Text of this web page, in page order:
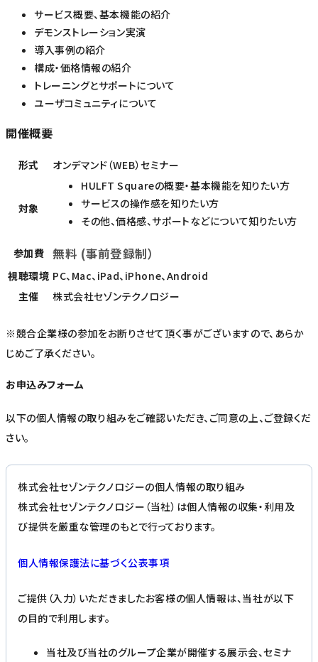
サービス概要、基本機能の紹介
デモンストレーション実演
導入事例の紹介
構成・価格情報の紹介
トレーニングとサポートについて
ユーザコミュニティについて
開催概要
形式 オンデマンド（WEB）セミナー
対象
HULFT Squareの概要・基本機能を知りたい方
サービスの操作感を知りたい方
その他、価格感、サポートなどについて知りたい方
参加費 無料 (事前登録制）
視聴環境 PC、Mac、iPad、iPhone、Android
主催
株式会社セゾンテクノロジー
※競合企業様の参加をお断りさせて頂く事がございますので、あらか
じめご了承ください。
お申込みフォーム
以下の個人情報の取り組みをご確認いただき、ご同意の上、ご登録くだ
さい。
株式会社セゾンテクノロジーの個人情報の取り組み
株式会社セゾンテクノロジー（当社）は個人情報の収集・利用及
び提供を厳重な管理のもとで行っております。
個人情報保護法に基づく公表事項
ご提供（入力）いただきましたお客様の個人情報は、当社が以下
の目的で利用します。
当社及び当社のグループ企業が開催する展示会、セミナ